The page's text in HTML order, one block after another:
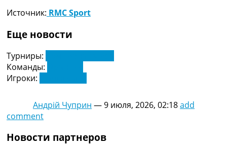
Источник: RMC Sport
Еще новости
Турниры:
Команды:
Игроки:
Андрій Чуприн —9 июля, 2026, 02:18add
comment
Новости партнеров